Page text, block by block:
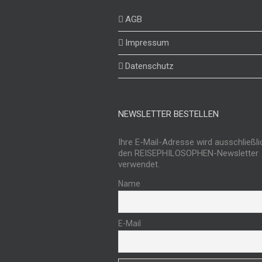
AGB
Impressum
Datenschutz
NEWSLETTER BESTELLEN
Ihre E-Mail-Adresse wird
den REISEPHILOSOPHEN-Newsletter
verwendet.
Name
E-Mail